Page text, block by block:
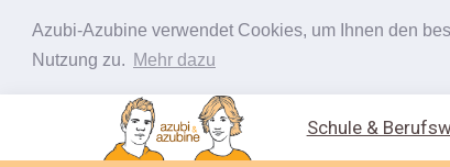
Azubi-Azubine verwendet Cookies, um Ihnen den
Nutzung zu. Mehr dazu
Schule &